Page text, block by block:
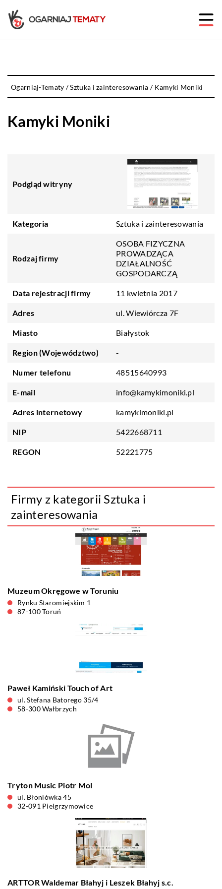
Ogarniaj-Tematy /Sztuka i zainteresowania / Kamyki Moniki
Kamyki Moniki
Podgląd witryny
Kategoria Sztuka i zainteresowania
Rodzaj firmy
OSOBA FIZYCZNA
PROWADZĄCA
DZIAŁALNOŚĆ
GOSPODARCZĄ
Data rejestracji firmy 11 kwietnia 2017
Adres ul. Wiewiórcza 7F
Miasto Białystok
Region (Województwo) -
Numer telefonu 48515640993
E-mail info@kamykimoniki.pl
Adres internetowy kamykimoniki.pl
NIP 5422668711
REGON 52221775
Firmy z kategorii Sztuka i
zainteresowania
Muzeum Okręgowe w Toruniu
Rynku Staromiejskim 1
87-100 Toruń
Paweł Kamiński Touch of Art
ul. Stefana Batorego 35/4
58-300 Wałbrzych
Tryton Music Piotr Mol
ul. Błoniówka 45
32-091 Pielgrzymowice
ARTTOR Waldemar Błahyj i Leszek Błahyj s.c.